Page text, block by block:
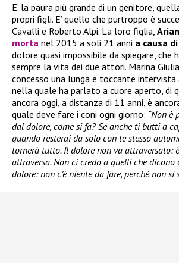
E’ la paura più grande di un genitore,
propri figli. E’ quello che purtroppo è
Cavalli e Roberto Alpi. La loro figlia,
morta nel 2015 a soli 21 anni a causa
dolore quasi impossibile da spiegare, che
sempre la vita dei due attori. Marina
concesso una lunga e toccante intervista
nella quale ha parlato a cuore aperto, di
ancora oggi, a distanza di 11 anni, è
quale deve fare i coni ogni giorno: “Non è
dal dolore, come si fa? Se anche ti butti a
quando resterai da solo con te stesso
tornerà tutto. Il dolore non va attraversato:
attraversa. Non ci credo a quelli che dicono
dolore: non c’è niente da fare, perché non si